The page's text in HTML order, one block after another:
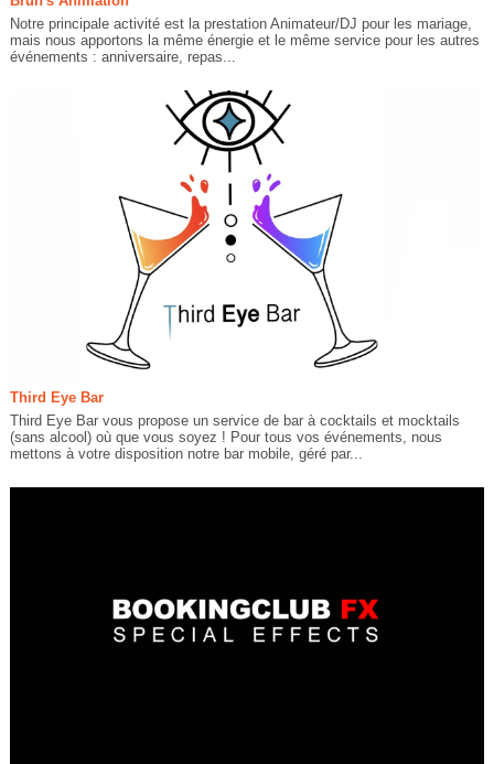
Notre principale activité est la prestation Animateur/DJ pour les mariage,
mais nous apportons la même énergie et le même service pour les autres
événements : anniversaire, repas...
Third Eye Bar
Third Eye Bar vous propose un service de bar à cocktails et mocktails
(sans alcool) où que vous soyez ! Pour tous vos événements, nous
mettons à votre disposition notre bar mobile, géré par...